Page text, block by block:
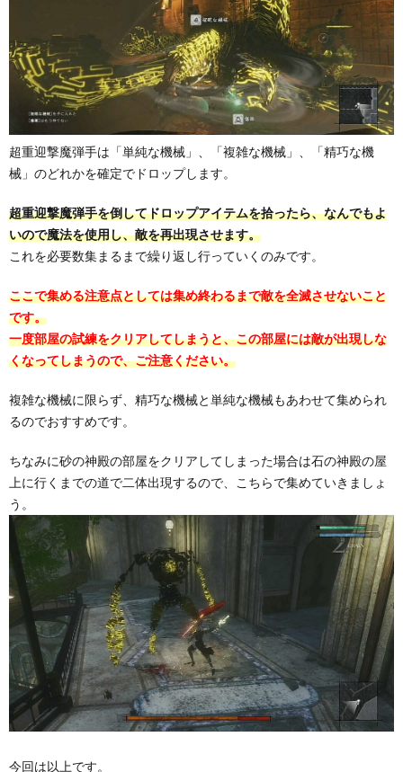
超重迎撃魔弾手は「単純な機械」、「複雑な機械」、「精巧な機
械」のどれかを確定でドロップします。
超重迎撃魔弾手を倒してドロップアイテムを拾ったら、なんでもよ
いので魔法を使用し、敵を再出現させます。
これを必要数集まるまで繰り返し行っていくのみです。
ここで集める注意点としては集め終わるまで敵を全滅させないこと
です。
一度部屋の試練をクリアしてしまうと、この部屋には敵が出現しな
くなってしまうので、ご注意ください。
複雑な機械に限らず、精巧な機械と単純な機械もあわせて集められ
るのでおすすめです。
ちなみに砂の神殿の部屋をクリアしてしまった場合は石の神殿の屋
上に行くまでの道で二体出現するので、こちらで集めていきましょ
う。
今回は以上です。